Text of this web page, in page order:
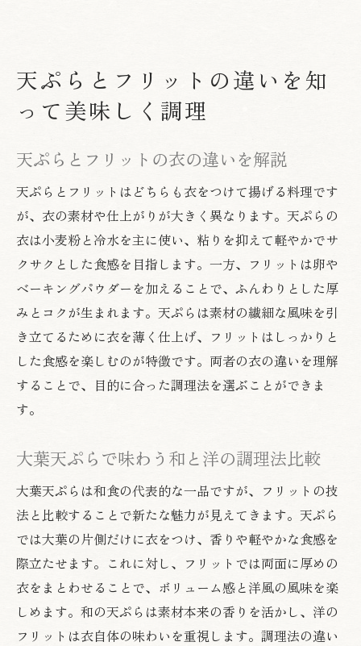
天ぷらとフリットの違いを知
って美味しく調理
天ぷらとフリットの衣の違いを解説
天ぷらとフリットはどちらも衣をつけて揚げる料理です
が、衣の素材や仕上がりが大きく異なります。天ぷらの
衣は小麦粉と冷水を主に使い、粘りを抑えて軽やかでサ
クサクとした食感を目指します。一方、フリットは卵や
ベーキングパウダーを加えることで、ふんわりとした厚
みとコクが生まれます。天ぷらは素材の繊細な風味を引
き立てるために衣を薄く仕上げ、フリットはしっかりと
した食感を楽しむのが特徴です。両者の衣の違いを理解
することで、目的に合った調理法を選ぶことができま
す。
大葉天ぷらで味わう和と洋の調理法比較
大葉天ぷらは和食の代表的な一品ですが、フリットの技
法と比較することで新たな魅力が見えてきます。天ぷら
では大葉の片側だけに衣をつけ、香りや軽やかな食感を
際立たせます。これに対し、フリットでは両面に厚めの
衣をまとわせることで、ボリューム感と洋風の風味を楽
しめます。和の天ぷらは素材本来の香りを活かし、洋の
フリットは衣自体の味わいを重視します。調理法の違い